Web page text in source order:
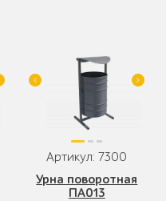
Артикул: 7300
Урна поворотная
ПА013